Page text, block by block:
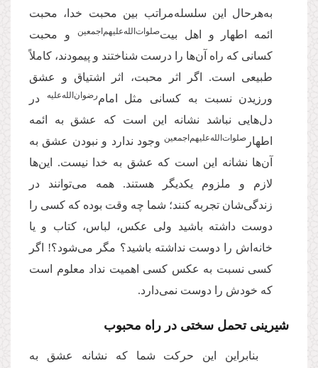
به‌هرحال این سلسله‌مراتب بین محبت خدا، محبت
ائمه اطهار و اهل بیت‌صلوات‌‌الله‌‌علیهم‌‌اجمعین
و محبت
كسانى كه راه آن‌ها را درست شناختند و پیمودند، كاملاً
طبیعى است. اگر اثر محبت، اثر اشتیاق و عشق
ورزیدن نسبت به كسانى مثل امام‌رضوان‌‌الله‌‌علیه
در
دل‌هایی نباشد نشانه این است كه عشق به ائمه
اطهار ‌صلوات‌‌الله‌‌علیهم‌‌اجمعین وجود ندارد و نبودن عشق به
آن‌ها نشانه این است كه عشق به خدا نیست. این‌ها
لازم و ملزوم یکدیگر هستند. همه مى‌‌توانند در
زندگی‌شان تجربه كنند؛ شما چه وقت بوده كه كسى را
دوست داشته باشید ولی عكس، لباس، كتاب و یا
خانه‌‌اش را دوست نداشته باشید؟ مگر مى‌‌شود؟! اگر
كسى نسبت به عكس كسى اهمیت نداد معلوم است
كه خودش را دوست نمى‌‌دارد.
شیرینی تحمل سختی در راه محبوب
بنابراین این حركت شما كه نشانه عشق به